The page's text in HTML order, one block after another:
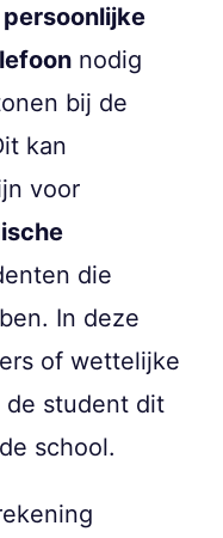
persoonlijke
nodig
bij de
kan
voor
die
In deze
of wettelijke
de student dit
school.